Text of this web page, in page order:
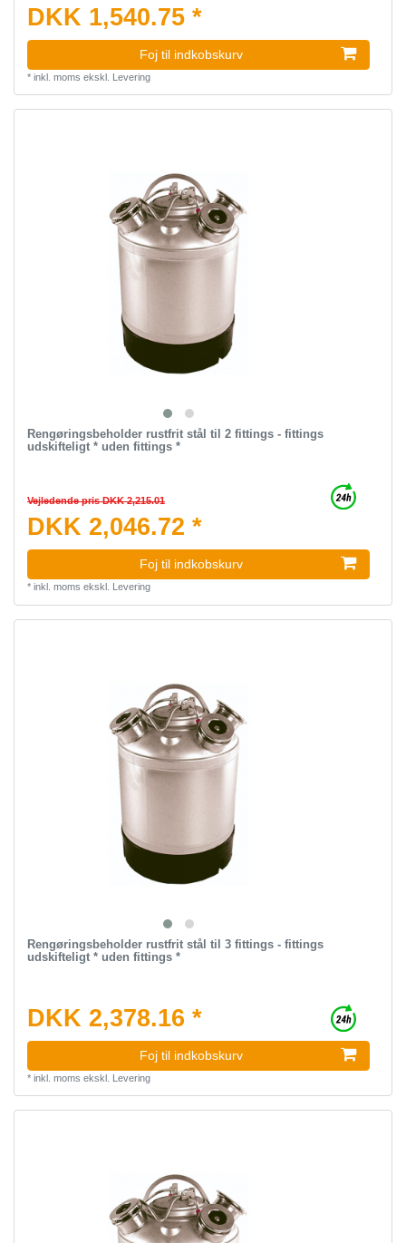
DKK 1,540.75 *
Foj til indkobskurv
* inkl. moms ekskl. Levering
Rengøringsbeholder rustfrit stål til 2 fittings - fittings
udskifteligt * uden fittings *
Vejledende pris DKK 2,215.01
DKK 2,046.72 *
Foj til indkobskurv
* inkl. moms ekskl. Levering
Rengøringsbeholder rustfrit stål til 3 fittings - fittings
udskifteligt * uden fittings *
DKK 2,378.16 *
Foj til indkobskurv
* inkl. moms ekskl. Levering